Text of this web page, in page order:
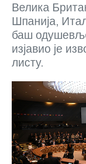
Велика
Шпанија,
баш
изјавио је
листу.